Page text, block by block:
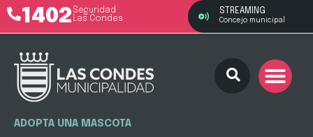
1402 Seguridad
Las Condes
STREAMING
Concejo municipal
ADOPTA UNA MASCOTA